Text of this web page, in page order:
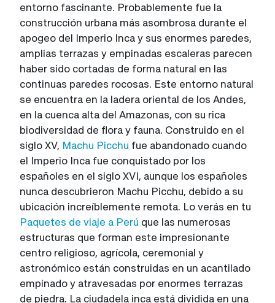
entorno fascinante. Probablemente fue la
construcción urbana más asombrosa durante el
apogeo del Imperio Inca y sus enormes paredes,
amplias terrazas y empinadas escaleras parecen
haber sido cortadas de forma natural en las
continuas paredes rocosas. Este entorno natural
se encuentra en la ladera oriental de los Andes,
en la cuenca alta del Amazonas, con su rica
biodiversidad de flora y fauna. Construido en el
siglo XV, Machu Picchu fue abandonado cuando
el Imperio Inca fue conquistado por los
españoles en el siglo XVI, aunque los españoles
nunca descubrieron Machu Picchu, debido a su
ubicación increíblemente remota. Lo verás en tu
Paquetes de viaje a Perú que las numerosas
estructuras que forman este impresionante
centro religioso, agrícola, ceremonial y
astronómico están construidas en un acantilado
empinado y atravesadas por enormes terrazas
de piedra. La ciudadela inca está dividida en una